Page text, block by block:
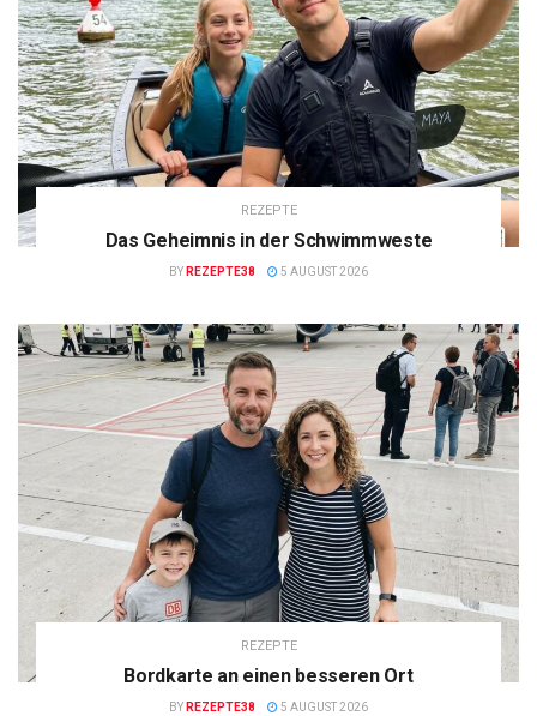
REZEPTE
Das Geheimnis in der Schwimmweste
BY REZEPTE38 5 AUGUST 2026
REZEPTE
Bordkarte an einen besseren Ort
BY REZEPTE38 5 AUGUST 2026